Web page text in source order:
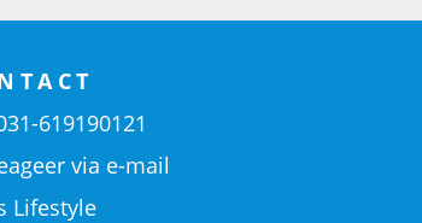
619190121
via e-mail
Lifestyle